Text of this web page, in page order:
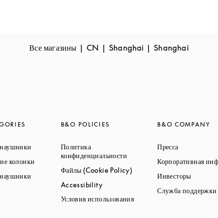
Все магазины CN Shanghai Shanghai
Link Opens in New Tab
колонки Link Opens in New Tab
Link Opens in New Tab
Link Opens in New Tab
B&O POLICIES
Политика
конфиденциальностиLink Opens in New Tab
Файлы (Cookie Policy)Link Opens in New Tab
AccessibilityLink Opens in New Tab
Условия использованияLink Opens in New Tab
B&O COMPANY
ПрессаLink Opens
Корпоративная
ИнвесторыLink
Служба поддержки